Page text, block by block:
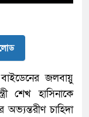
জলবায়ু
শেখ হাসিনাকে
অভ্যন্তরীণ চাহিদা